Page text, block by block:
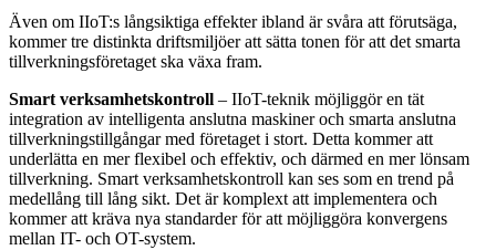
Även om IIoT:s långsiktiga effekter ibland är svåra att förutsäga,
kommer tre distinkta driftsmiljöer att sätta tonen för att det smarta
tillverkningsföretaget ska växa fram.
Smart verksamhetskontroll – IIoT-teknik möjliggör en tät
integration av intelligenta anslutna maskiner och smarta anslutna
tillverkningstillgångar med företaget i stort. Detta kommer att
underlätta en mer flexibel och effektiv, och därmed en mer lönsam
tillverkning. Smart verksamhetskontroll kan ses som en trend på
medellång till lång sikt. Det är komplext att implementera och
kommer att kräva nya standarder för att möjliggöra konvergens
mellan IT- och OT-system.